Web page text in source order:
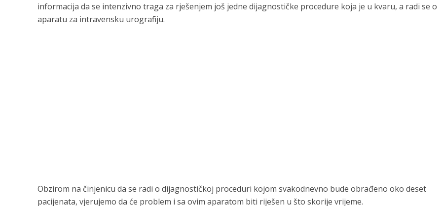
informacija da se intenzivno traga za rješenjem još jedne dijagnostičke procedure koja je u kvaru, a radi se o
aparatu za intravensku urografiju.
Obzirom na činjenicu da se radi o dijagnostičkoj proceduri kojom svakodnevno bude obrađeno oko deset
pacijenata, vjerujemo da će problem i sa ovim aparatom biti riješen u što skorije vrijeme.